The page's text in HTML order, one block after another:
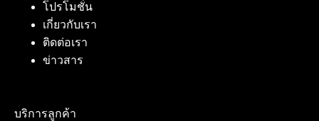
โปรโมชั่น
เกี่ยวกับเรา
ติดต่อเรา
ข่าวสาร
บริการลูกค้า